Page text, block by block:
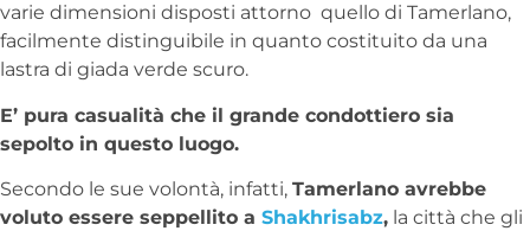
varie dimensioni disposti attorno quello di Tamerlano,
facilmente distinguibile in quanto costituito da una
lastra di giada verde scuro.
E’ pura casualità che il grande condottiero sia
sepolto in questo luogo.
Secondo le sue volontà, infatti, Tamerlano avrebbe
voluto essere seppellito a Shakhrisabz, la città che gli